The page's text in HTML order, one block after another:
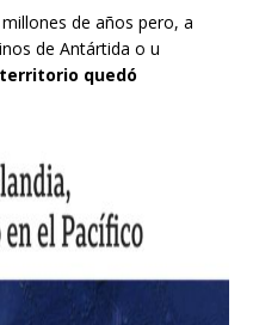
de años pero, a
de Antártida o u
quedó